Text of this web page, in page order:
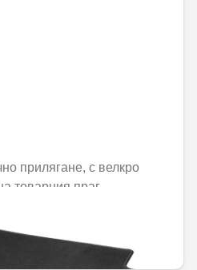
прилягане, с велкро
товарния праг